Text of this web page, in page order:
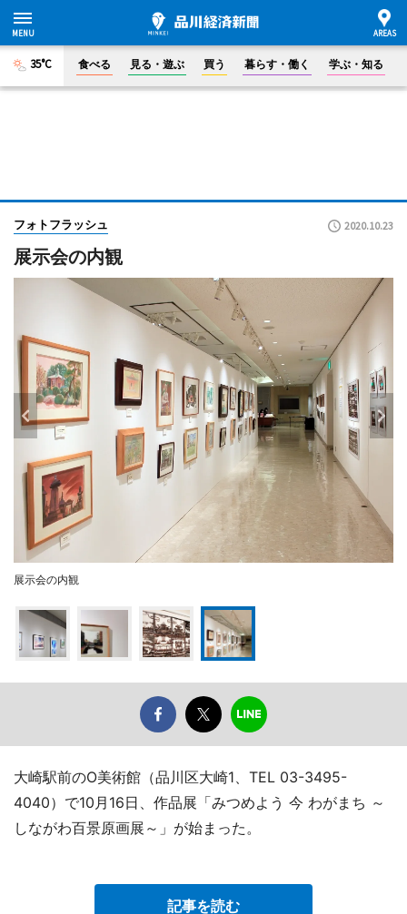
35°C 食べる 見る・遊ぶ 買う 暮らす・働く 学ぶ・知る
フォトフラッシュ 2020.10.23
展示会の内観
展示会の内観
大崎駅前のO美術館（品川区大崎1、TEL 03-3495-
4040）で10月16日、作品展「みつめよう 今 わがまち ～
しながわ百景原画展～」が始まった。
記事を読む